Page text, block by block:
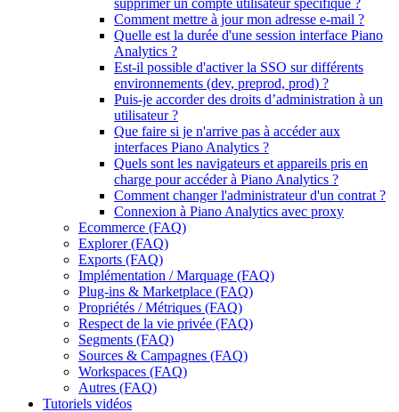
supprimer un compte utilisateur spécifique ?
Comment mettre à jour mon adresse e-mail ?
Quelle est la durée d'une session interface Piano
Analytics ?
Est-il possible d'activer la SSO sur différents
environnements (dev, preprod, prod) ?
Puis-je accorder des droits d’administration à un
utilisateur ?
Que faire si je n'arrive pas à accéder aux
interfaces Piano Analytics ?
Quels sont les navigateurs et appareils pris en
charge pour accéder à Piano Analytics ?
Comment changer l'administrateur d'un contrat ?
Connexion à Piano Analytics avec proxy
Ecommerce (FAQ)
Explorer (FAQ)
Exports (FAQ)
Implémentation / Marquage (FAQ)
Plug-ins & Marketplace (FAQ)
Propriétés / Métriques (FAQ)
Respect de la vie privée (FAQ)
Segments (FAQ)
Sources & Campagnes (FAQ)
Workspaces (FAQ)
Autres (FAQ)
Tutoriels vidéos